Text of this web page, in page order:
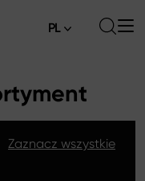
PL
Zaznacz wszystkie